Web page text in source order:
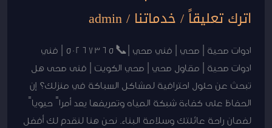
اترك تعليقاً/خدماتنا /
admin
ادوات صحية | صحي | فني صحي |📞50267365 | فني
ادوات صحية | مقاول صحي | صحي الكويت | فنى صحى هل
تبحث عن حلول احترافية لمشاكل السباكة في منزلك؟ إن
الحفاظ على كفاءة شبكة المياه وتصريفها يعد أمراً حيوياً
لضمان راحة عائلتك وسلامة البناء. نحن هنا لنقدم لك أفضل
صحي
صحي
الكويت
|
فنى
صحى